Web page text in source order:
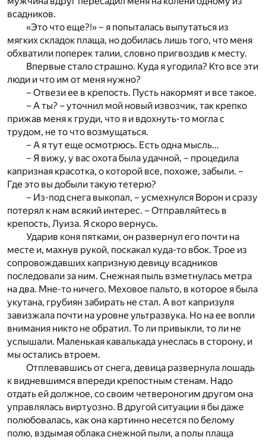
всадников.
«Это что еще?!» – я попыталась выпутаться из
мягких складок плаща, но добилась лишь того, что меня
обхватили поперек талии, словно пригвоздив к месту.
Впервые стало страшно. Куда я угодила? Кто все эти
люди и что им от меня нужно?
– Отвези ее в крепость. Пусть накормят и все такое.
– А ты? – уточнил мой новый извозчик, так крепко
прижав меня к груди, что я и вдохнуть-то могла с
трудом, не то что возмущаться.
– А я тут еще осмотрюсь. Есть одна мысль…
– Я вижу, у вас охота была удачной, – процедила
капризная красотка, о которой все, похоже, забыли. –
Где это вы добыли такую тетерю?
– Из-под снега выкопал, – усмехнулся Ворон и сразу
потерял к нам всякий интерес. – Отправляйтесь в
крепость, Луиза. Я скоро вернусь.
Ударив коня пятками, он развернул его почти на
месте и, махнув рукой, поскакал куда-то вбок. Трое из
сопровождавших капризную девицу всадников
последовали за ним. Снежная пыль взметнулась метра
на два. Мне-то ничего. Меховое пальто, в которое я была
укутана, грубиян забирать не стал. А вот капризуля
завизжала почти на уровне ультразвука. Но на ее вопли
внимания никто не обратил. То ли привыкли, то ли не
услышали. Маленькая кавалькада унеслась в сторону, и
мы остались втроем.
Отплевавшись от снега, девица развернула лошадь
к видневшимся впереди крепостным стенам. Надо
отдать ей должное, со своим четвероногим другом она
управлялась виртуозно. В другой ситуации я бы даже
полюбовалась, как она картинно несется по белому
полю, вздымая облака снежной пыли, а полы плаща